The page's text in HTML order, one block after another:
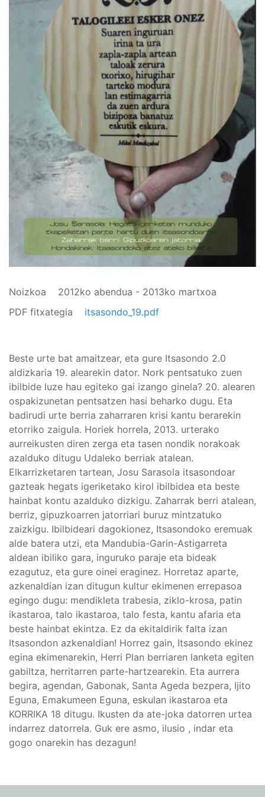
Noizkoa
2012ko abendua - 2013ko martxoa
PDF fitxategia
itsasondo_19.pdf
Beste urte bat amaitzear, eta gure Itsasondo 2.0
aldizkaria 19. alearekin dator. Nork pentsatuko zuen
ibilbide luze hau egiteko gai izango ginela? 20. alearen
ospakizunetan pentsatzen hasi beharko dugu. Eta
badirudi urte berria zaharraren krisi kantu berarekin
etorriko zaigula. Horiek horrela, 2013. urterako
aurreikusten diren zerga eta tasen nondik norakoak
azalduko ditugu Udaleko berriak atalean.
Elkarrizketaren tartean, Josu Sarasola itsasondoar
gazteak hegats igeriketako kirol ibilbidea eta beste
hainbat kontu azalduko dizkigu. Zaharrak berri atalean,
berriz, gipuzkoarren jatorriari buruz mintzatuko
zaizkigu. Ibilbideari dagokionez, Itsasondoko eremuak
alde batera utzi, eta Mandubia-Garin-Astigarreta
aldean ibiliko gara, inguruko paraje eta bideak
ezagutuz, eta gure oinei eraginez. Horretaz aparte,
azkenaldian izan ditugun kultur ekimenen errepasoa
egingo dugu: mendikleta trabesia, ziklo-krosa, patin
ikastaroa, talo ikastaroa, talo festa, kantu afaria eta
beste hainbat ekintza. Ez da ekitaldirik falta izan
Itsasondon azkenaldian! Horrez gain, Itsasondo ekinez
egina ekimenarekin, Herri Plan berriaren lanketa egiten
gabiltza, herritarren parte-hartzearekin. Eta aurrera
begira, agendan, Gabonak, Santa Ageda bezpera, Ijito
Eguna, Emakumeen Eguna, eskulan ikastaroa eta
KORRIKA 18 ditugu. Ikusten da ate-joka datorren urtea
indarrez datorrela. Guk ere asmo, ilusio , indar eta
gogo onarekin has dezagun!